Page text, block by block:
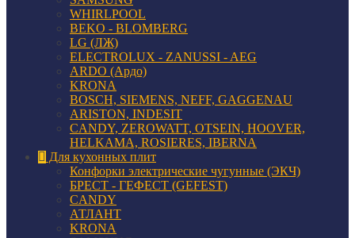
WHIRLPOOL
BEKO - BLOMBERG
LG (ЛЖ)
ELECTROLUX - ZANUSSI - AEG
ARDO (Ардо)
KRONA
BOSCH, SIEMENS, NEFF, GAGGENAU
ARISTON, INDESIT
CANDY, ZEROWATT, OTSEIN, HOOVER,
HELKAMA, ROSIERES, IBERNA
Для кухонных плит
Конфорки электрические чугунные (ЭКЧ)
БРЕСТ - ГЕФЕСТ (GEFEST)
CANDY
АТЛАНТ
KRONA